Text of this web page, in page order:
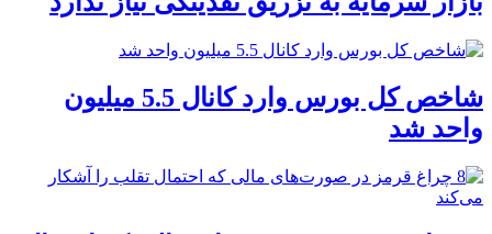
شاخص کل بورس وارد کانال 5.5 میلیون
واحد شد